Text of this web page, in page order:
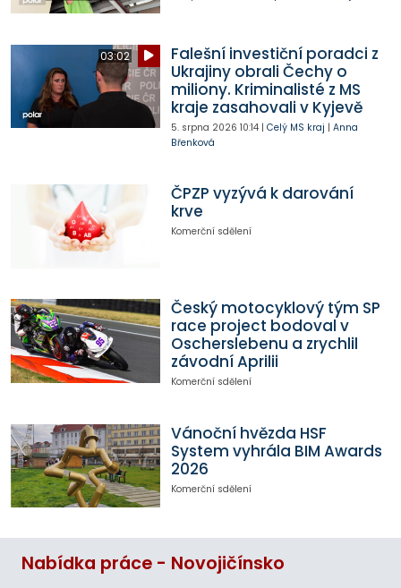
03:02
Falešní investiční poradci z
Ukrajiny obrali Čechy o
miliony. Kriminalisté z MS
kraje zasahovali v Kyjevě
5. srpna 2026 10:14| Celý MS kraj | Anna
Břenková
ČPZP vyzývá k darování
krve
Komerční sdělení
Český motocyklový tým SP
race project bodoval v
Oscherslebenu a zrychlil
závodní Aprilii
Komerční sdělení
Vánoční hvězda HSF
System vyhrála BIM Awards
2026
Komerční sdělení
Nabídka práce - Novojičínsko